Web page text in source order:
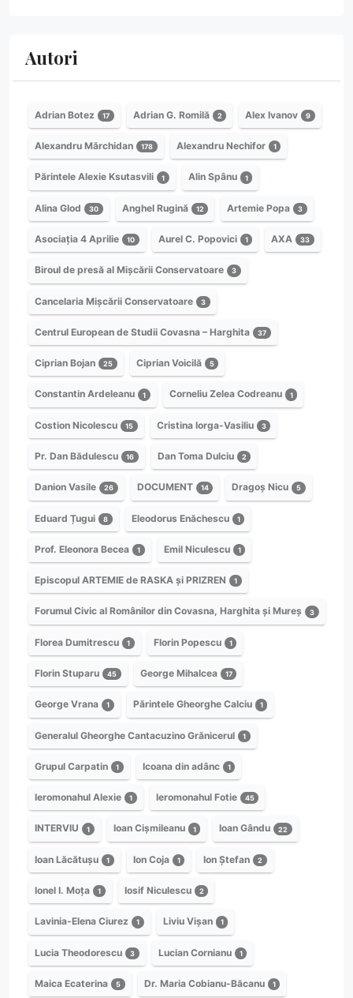
Autori
Adrian Botez 17 Adrian G. Romilă 2 Alex Ivanov 9
Alexandru Mărchidan 178 Alexandru Nechifor 1
Părintele Alexie Ksutasvili 1 Alin Spânu 1
Alina Glod 30 Anghel Rugină 12 Artemie Popa 3
Asociația 4 Aprilie 10 Aurel C. Popovici 1 AXA 33
Biroul de presă al Mișcării Conservatoare 3
Cancelaria Mișcării Conservatoare 3
Centrul European de Studii Covasna – Harghita 37
Ciprian Bojan 25 Ciprian Voicilă 5
Constantin Ardeleanu 1 Corneliu Zelea Codreanu 1
Costion Nicolescu 15 Cristina Iorga-Vasiliu 3
Pr. Dan Bădulescu 16 Dan Toma Dulciu 2
Danion Vasile 26 DOCUMENT 14 Dragoș Nicu 5
Eduard Țugui 8 Eleodorus Enăchescu 1
Prof. Eleonora Becea 1 Emil Niculescu 1
Episcopul ARTEMIE de RASKA și PRIZREN 1
Forumul Civic al Românilor din Covasna, Harghita și Mureș 3
Florea Dumitrescu 1 Florin Popescu 1
Florin Stuparu 45 George Mihalcea 17
George Vrana 1 Părintele Gheorghe Calciu 1
Generalul Gheorghe Cantacuzino Grănicerul 1
Grupul Carpatin 1 Icoana din adânc 1
Ieromonahul Alexie 1 Ieromonahul Fotie 45
INTERVIU 1 Ioan Cișmileanu 1 Ioan Gându 22
Ioan Lăcătușu 1 Ion Coja 1 Ion Ștefan 2
Ionel I. Moța 1 Iosif Niculescu 2
Lavinia-Elena Ciurez 1 Liviu Vișan 1
Lucia Theodorescu 3 Lucian Cornianu 1
Maica Ecaterina 5 Dr. Maria Cobianu-Băcanu 1